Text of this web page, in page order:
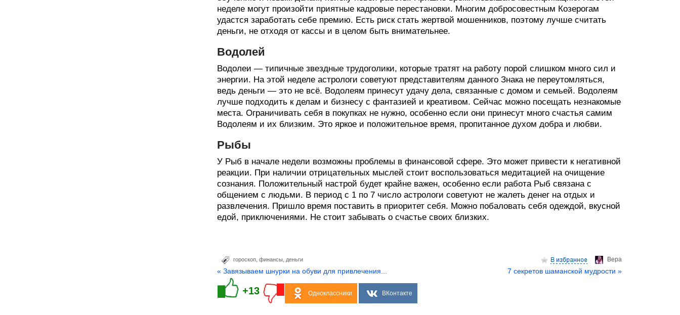
неделе могут произойти приятные кадровые перестановки. Многим добросовестным Козерогам
удастся заработать себе премию. Есть риск стать жертвой мошенников, поэтому лучше считать
деньги, не отходя от кассы и в целом быть внимательнее.
Водолей
Водолеи — типичные звездные трудоголики, которые тратят на работу порой слишком много сил и
энергии. На этой неделе астрологи советуют представителям данного Знака не переутомляться,
ведь деньги — это не всё. Водолеям принесут удачу дела, связанные с домом и семьей. Водолеям
лучше подходить к делам и бизнесу с фантазией и креативом. Сейчас можно посещать незнакомые
места. Ограничивать себя в покупках не нужно, особенно если они принесут много счастья самим
Водолеям и их близким. Это яркое и положительное время, пропитанное духом добра и любви.
Рыбы
У Рыб в начале недели возможны проблемы в финансовой сфере. Это может привести к негативной
реакции. При наличии отрицательных мыслей стоит воспользоваться медитацией на очищение
сознания. Положительный настрой будет крайне важен, особенно если работа Рыб связана с
общением с людьми. В период с 1 по 7 число астрологи советуют не жалеть денег на отдых и
развлечения. Пришло время поставить в приоритет себя. Можно побаловать себя одеждой, вкусной
едой, приключениями. Не стоит забывать о счастье своих близких.
Верa
гороскоп финансы деньги
« Завязываем шнурки на обуви для привлечения... 7 секретов шаманской мудрости »
+13 Одноклассники ВКонтакте